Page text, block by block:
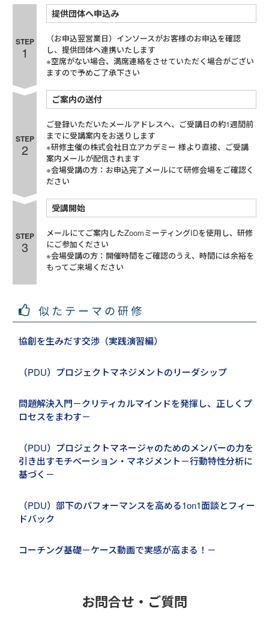
STEP
1
提供団体へ申込み
（お申込翌営業日）インソースがお客様のお申込を確認
し、提供団体へ連携いたします
※空席がない場合、満席連絡をさせていただく場合がござい
ますので予めご了承下さい
STEP
2
ご案内の送付
ご登録いただいたメールアドレスへ、ご受講日の約1週間前
までに受講案内をお送りします
※研修主催の株式会社日立アカデミー 様より直接、ご受講
案内メールが配信されます
※会場受講の方：お申込完了メールにて研修会場をご確認く
ださい
STEP
3
受講開始
メールにてご案内したZoomミーティングIDを使用し、研修
にご参加ください
※会場受講の方：開催時間をご確認のうえ、時間には余裕を
もってご来場ください
似たテーマの研修
協創を生みだす交渉（実践演習編）
（PDU）プロジェクトマネジメントのリーダシップ
問題解決入門－クリティカルマインドを発揮し、正しくプ
ロセスをまわす－
（PDU）プロジェクトマネージャのためのメンバーの力を
引き出すモチベーション・マネジメント－行動特性分析に
基づく－
（PDU）部下のパフォーマンスを高める1on1面談とフィー
ドバック
コーチング基礎－ケース動画で実感が高まる！－
お問合せ・ご質問